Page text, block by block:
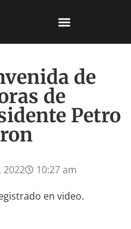
de
de
Petro
2022
10:27 am
en video.